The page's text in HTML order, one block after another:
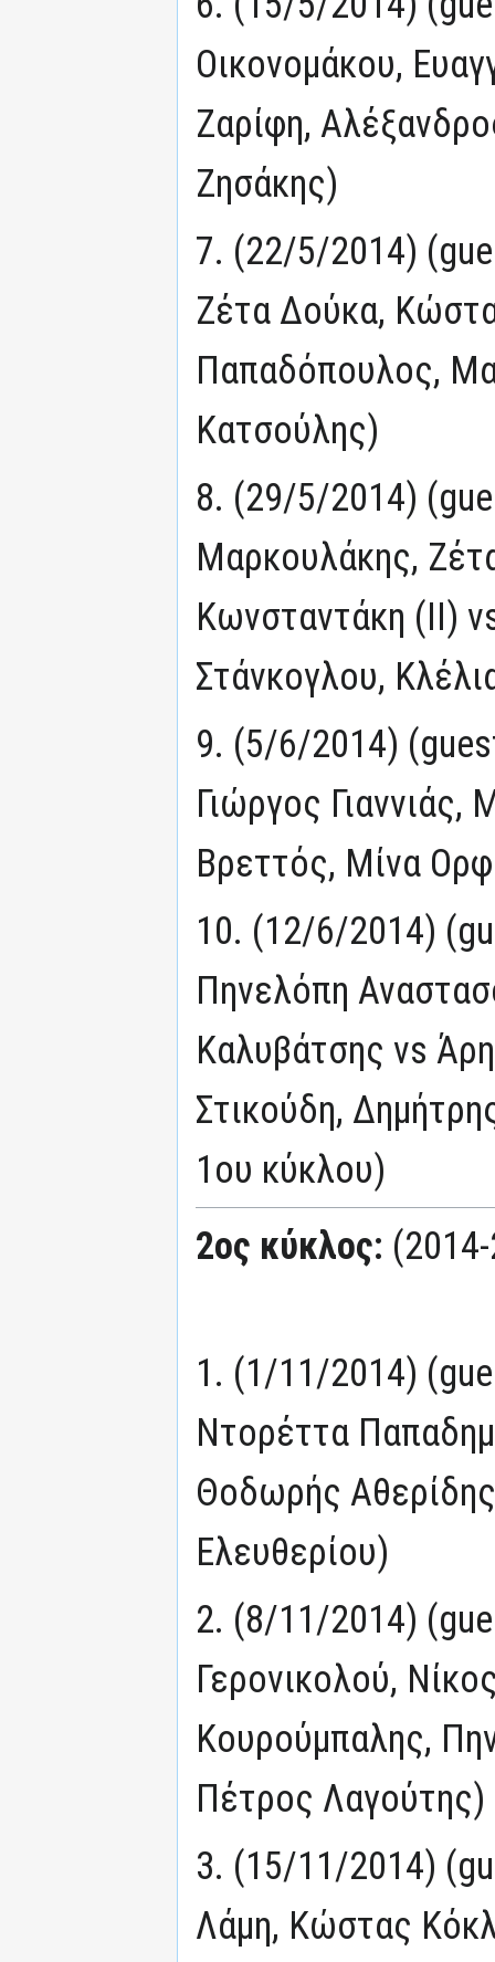
Οικονομάκου,
Ζαρίφη,
Ζησάκης)
7. (22/5/2014)
Ζέτα Δούκα,
Παπαδόπουλος,
Κατσούλης)
8. (29/5/2014)
Μαρκουλάκης,
Κωνσταντάκη (II)
Στάνκογλου,
9. (5/6/2014)
Γιώργος
Βρεττός, Μίνα
10. (12/6/2014)
Πηνελόπη
Καλυβάτσης vs
Στικούδη,
1ου κύκλου)
2ος κύκλος:
1. (1/11/2014)
Ντορέττα
Θοδωρής
Ελευθερίου)
2. (8/11/2014)
Γερονικολού,
Κουρούμπαλης,
Πέτρος Λαγούτης)
3. (15/11/2014)
Λάμη, Κώστας